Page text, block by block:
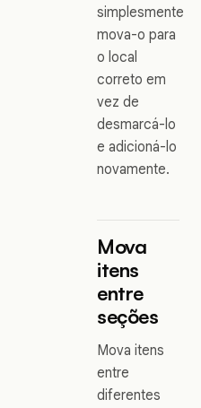
simplesmente
mova-o para
o local
correto em
vez de
desmarcá-lo
e adicioná-lo
novamente.
Mova
itens
entre
seções
Mova itens
entre
diferentes